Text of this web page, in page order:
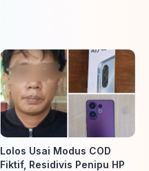
Lolos Usai Modus COD
Fiktif, Residivis Penipu HP